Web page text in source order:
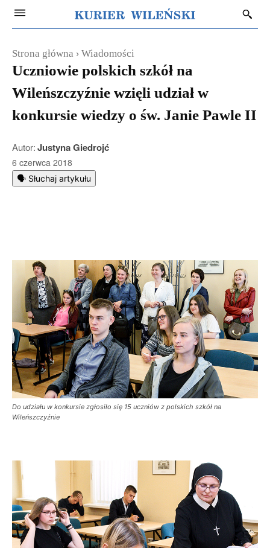
Strona główna Wiadomości
Uczniowie polskich szkół na
Wileńszczyźnie wzięli udział w
konkursie wiedzy o św. Janie Pawle II
Autor:Justyna Giedrojć
6 czerwca 2018
🗣️ Słuchaj artykułu
Do udziału w konkursie zgłosiło się 15 uczniów z polskich szkół na
Wileńszczyźnie